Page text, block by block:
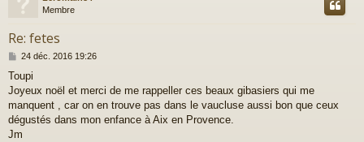
Membre
Re: fetes
M
s
s
a
g
e
24 déc. 2016 19:26
Toupi
Joyeux noël et merci de me rappeller ces beaux gibasiers qui me
manquent , car on en trouve pas dans le vaucluse aussi bon que ceux
dégustés dans mon enfance à Aix en Provence.
Jm